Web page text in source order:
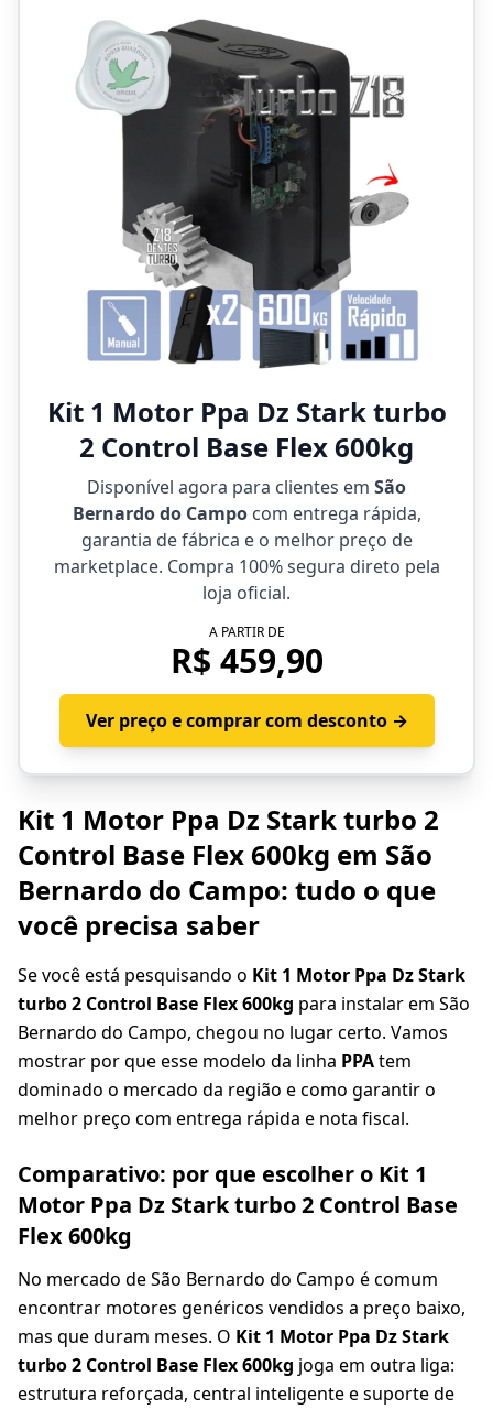
Kit 1 Motor Ppa Dz Stark turbo
2 Control Base Flex 600kg
Disponível agora para clientes em São
Bernardo do Campocom entrega rápida,
garantia de fábrica e o melhor preço de
marketplace. Compra 100% segura direto pela
loja oficial.
A PARTIR DE
R$ 459,90
Ver preço e comprar com desconto →
Kit 1 Motor Ppa Dz Stark turbo 2
Control Base Flex 600kg em São
Bernardo do Campo: tudo o que
você precisa saber
Se você está pesquisando o Kit 1 Motor Ppa Dz Stark
turbo 2 Control Base Flex 600kg para instalar em São
Bernardo do Campo, chegou no lugar certo. Vamos
mostrar por que esse modelo da linha PPAtem
dominado o mercado da região e como garantir o
melhor preço com entrega rápida e nota fiscal.
Comparativo: por que escolher o Kit 1
Motor Ppa Dz Stark turbo 2 Control Base
Flex 600kg
No mercado de São Bernardo do Campo é comum
encontrar motores genéricos vendidos a preço baixo,
mas que duram meses. O Kit 1 Motor Ppa Dz Stark
turbo 2 Control Base Flex 600kg joga em outra liga:
estrutura reforçada, central inteligente e suporte de